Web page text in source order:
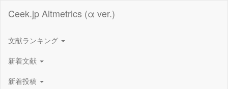
Ceek.jp Altmetrics (α ver.)
文献ランキング
新着文献
新着投稿